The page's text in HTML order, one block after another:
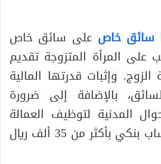
سائق خاص على سائق خاص
على المرأة المتزوجة تقديم
وإثبات قدرتها المالية
بالإضافة إلى ضرورة
المدنية لتوظيف العمالة
المنزلية. وكشف حساب بنكي بأكثر من 35 ألف ريال